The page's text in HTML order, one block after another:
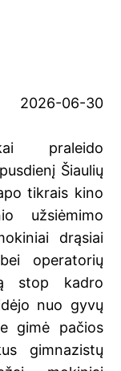
2026-06-30
praleido
Šiaulių
tikrais kino
užsiėmimo
drąsiai
operatorių
stop kadro
nuo gyvų
gimė pačios
gimnazistų